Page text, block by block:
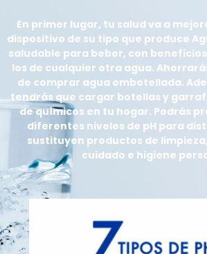
En primer lugar, tu salud va a
dispositivo de su tipo que produce
saludable para beber, con
los de cualquier otra agua.
de comprar agua embotellada.
tendrás que cargar botellas y
de químicos en tu hogar. Podrás
diferentes niveles de pH para
sustituyen productos de
cuidado e higiene